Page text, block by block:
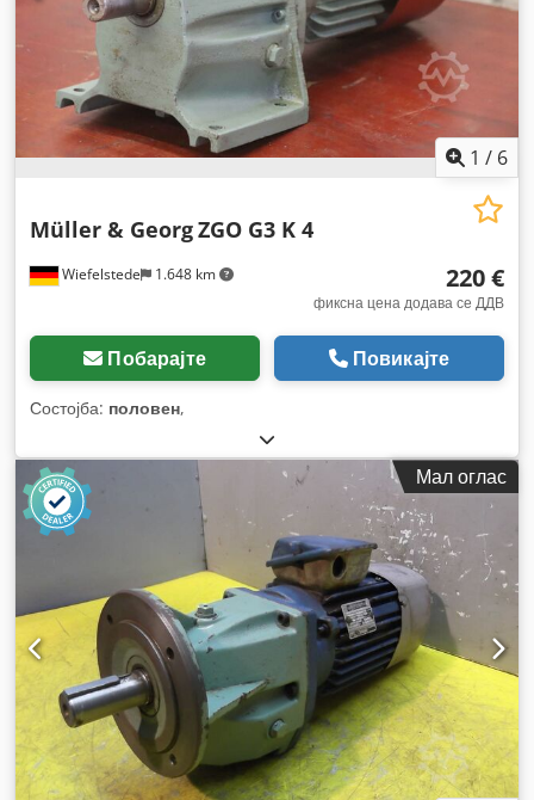
1 / 6
Wiefelstede 1.648 km
Müller & GeorgZGO G3 K 4
220 €
фиксна цена додава се ДДВ
Побарајте Повикајте
Состојба: половен,
Мал оглас